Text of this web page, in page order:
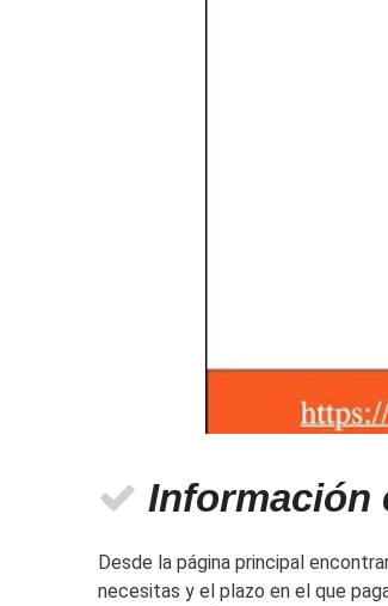
Información
Desde la página principal
necesitas y el plazo en el que